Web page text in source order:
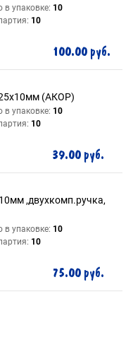
в упаковке: 10
10
100.00 руб.
(АКОР)
в упаковке: 10
10
39.00 руб.
,двухкомп.ручка,
в упаковке: 10
10
75.00 руб.